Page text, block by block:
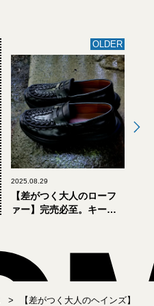
OLDER
2025.08.29
【差がつく大人のローフ
ァー】完売必至。キーン
に、レザーローファーに
なった！【8月29日発売】
【差がつく大人のヘインズ】